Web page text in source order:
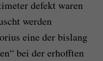
defekt waren
werden
eine der bislang
bei der erhofften